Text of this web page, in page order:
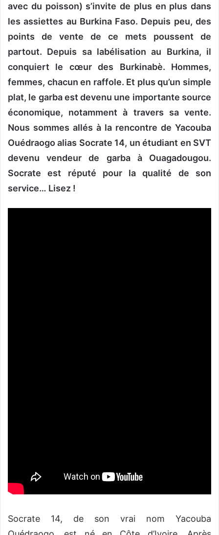
i
e
l
avec du poisson) s’invite de plus en plus dans
les assiettes au Burkina Faso. Depuis peu, des
points de vente de ce mets poussent de
partout. Depuis sa labélisation au Burkina, il
conquiert le cœur des Burkinabè. Hommes,
femmes, chacun en raffole. Et plus qu’un simple
plat, le garba est devenu une importante source
économique, notamment à travers sa vente.
Nous sommes allés à la rencontre de Yacouba
Ouédraogo alias Socrate 14, un étudiant en SVT
devenu vendeur de garba à Ouagadougou.
Socrate est réputé pour la qualité de son
service… Lisez !
Socrate 14, de son vrai nom Yacouba